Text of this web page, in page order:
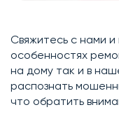
Свяжитесь с нами
особенностях
на дому так и в
распознать
что обратить